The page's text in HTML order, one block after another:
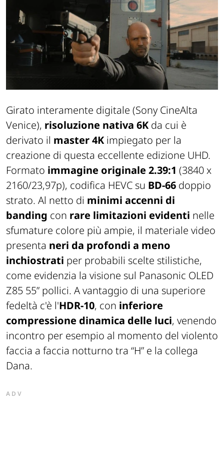
Girato interamente digitale (Sony CineAlta
Venice), risoluzione nativa 6K da cui è
derivato il master 4K impiegato per la
creazione di questa eccellente edizione UHD.
Formato immagine originale 2.39:1 (3840 x
2160/23,97p), codifica HEVC su BD-66 doppio
strato. Al netto di minimi accenni di
banding con rare limitazioni evidenti nelle
sfumature colore più ampie, il materiale video
presenta neri da profondi a meno
inchiostrati per probabili scelte stilistiche,
come evidenzia la visione sul Panasonic OLED
Z85 55” pollici. A vantaggio di una superiore
fedeltà c'è l'HDR-10, con inferiore
compressione dinamica delle luci, venendo
incontro per esempio al momento del violento
faccia a faccia notturno tra “H” e la collega
Dana.
ADV